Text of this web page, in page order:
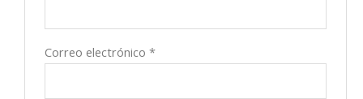
Correo electrónico*